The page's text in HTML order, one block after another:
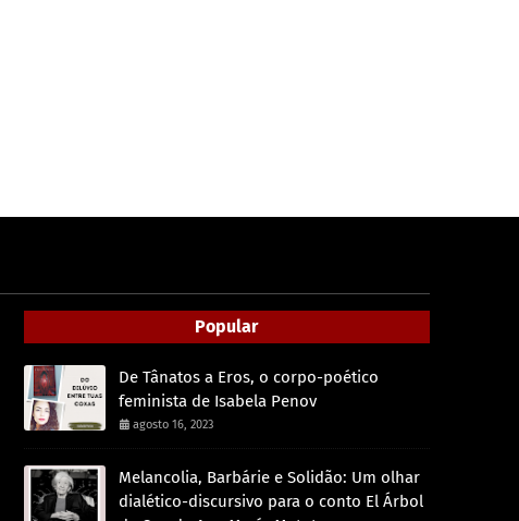
Popular
De Tânatos a Eros, o corpo-poético
feminista de Isabela Penov
agosto 16, 2023
Melancolia, Barbárie e Solidão: Um olhar
dialético-discursivo para o conto El Árbol